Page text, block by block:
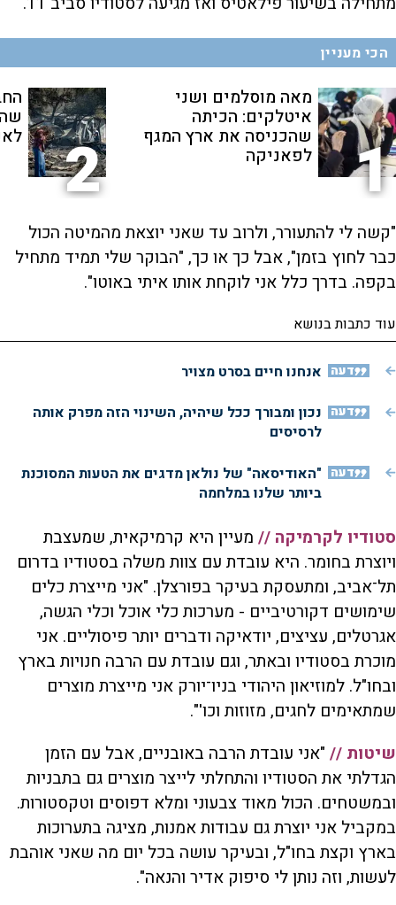
הכי מעניין
1
מאה מוסלמים ושני
איטלקים: הכיתה
שהכניסה את ארץ המגף
לפאניקה 2
"קשה לי להתעורר, ולרוב עד שאני יוצאת מהמיטה הכול
כבר לחוץ בזמן", אבל כך או כך, "הבוקר שלי תמיד מתחיל
בקפה. בדרך כלל אני לוקחת אותו איתי באוטו".
עוד כתבות בנושא
דעה אנחנו חיים בסרט מצויר
דעה נכון ומבורך ככל שיהיה, השינוי הזה מפרק אותה
לרסיסים
דעה "האודיסאה" של נולאן מדגים את הטעות המסוכנת
ביותר שלנו במלחמה
סטודיו לקרמיקה // מעיין היא קרמיקאית, שמעצבת
ויוצרת בחומר. היא עובדת עם צוות משלה בסטודיו בדרום
תל־אביב, ומתעסקת בעיקר בפורצלן. "אני מייצרת כלים
שימושים דקורטיביים - מערכות כלי אוכל וכלי הגשה,
אגרטלים, עציצים, יודאיקה ודברים יותר פיסוליים. אני
מוכרת בסטודיו ובאתר, וגם עובדת עם הרבה חנויות בארץ
ובחו"ל. למוזיאון היהודי בניו־יורק אני מייצרת מוצרים
שמתאימים לחגים, מזוזות וכו'".
שיטות // "אני עובדת הרבה באובניים, אבל עם הזמן
הגדלתי את הסטודיו והתחלתי לייצר מוצרים גם בתבניות
ובמשטחים. הכול מאוד צבעוני ומלא דפוסים וטקסטורות.
במקביל אני יוצרת גם עבודות אמנות, מציגה בתערוכות
בארץ וקצת בחו"ל, ובעיקר עושה בכל יום מה שאני אוהבת
לעשות, וזה נותן לי סיפוק אדיר והנאה".